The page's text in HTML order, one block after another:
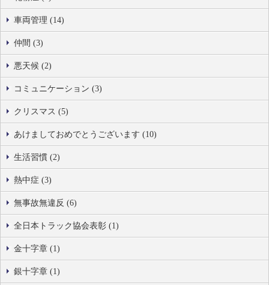
車両管理 (14)
仲間 (3)
悪天候 (2)
コミュニケーション (3)
クリスマス (5)
あけましておめでとうございます (10)
生活習慣 (2)
熱中症 (3)
無事故無違反 (6)
全日本トラック協会表彰 (1)
金十字章 (1)
銀十字章 (1)